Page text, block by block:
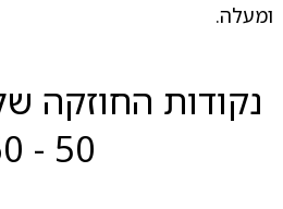
ומעלה.
נקודות החוזקה
50 - 60